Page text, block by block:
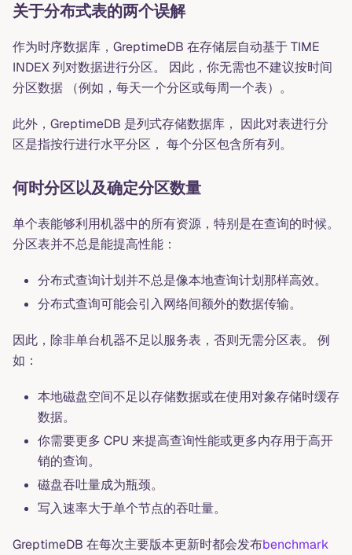
关于分布式表的两个误解
作为时序数据库，GreptimeDB 在存储层自动基于 TIME
INDEX 列对数据进行分区。 因此，你无需也不建议按时间
分区数据 （例如，每天一个分区或每周一个表）。
此外，GreptimeDB 是列式存储数据库， 因此对表进行分
区是指按行进行水平分区， 每个分区包含所有列。
何时分区以及确定分区数量
单个表能够利用机器中的所有资源，特别是在查询的时候。
分区表并不总是能提高性能：
分布式查询计划并不总是像本地查询计划那样高效。
分布式查询可能会引入网络间额外的数据传输。
因此，除非单台机器不足以服务表，否则无需分区表。 例
如：
本地磁盘空间不足以存储数据或在使用对象存储时缓存
数据。
你需要更多 CPU 来提高查询性能或更多内存用于高开
销的查询。
磁盘吞吐量成为瓶颈。
写入速率大于单个节点的吞吐量。
GreptimeDB 在每次主要版本更新时都会发布benchmark